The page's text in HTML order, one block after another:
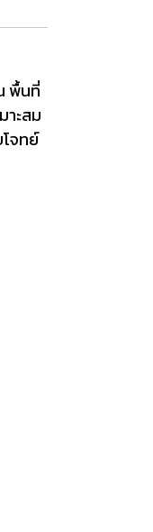
พื้นที่
าะสม
จทย์